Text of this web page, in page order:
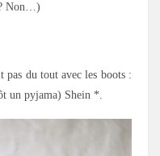
Non…)
pas du tout avec les boots :
un pyjama) Shein *.